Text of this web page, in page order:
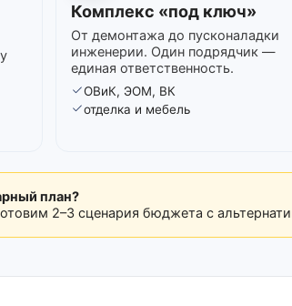
Комплекс «под ключ»
От демонтажа до пусконаладки
инженерии. Один подрядчик —
единая ответственность.
ОВиК, ЭОМ, ВК
отделка и мебель
план?
2–3 сценария бюджета с